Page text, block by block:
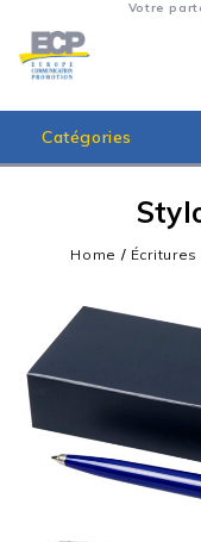
Votre
Catégories
Home / Écritures